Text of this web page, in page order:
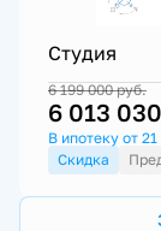
Студия
6 199 000руб.
6 013 030
В ипотеку от
Скидка